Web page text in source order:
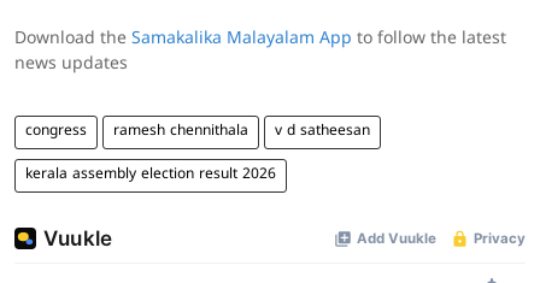
Download the Samakalika Malayalam App to follow the latest
news updates
congress ramesh chennithala v d satheesan
kerala assembly election result 2026